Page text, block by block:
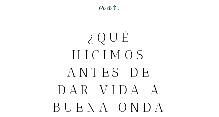
mar.
¿QUÉ
HICIMOS
ANTES DE
DAR VIDA A
BUENA ONDA